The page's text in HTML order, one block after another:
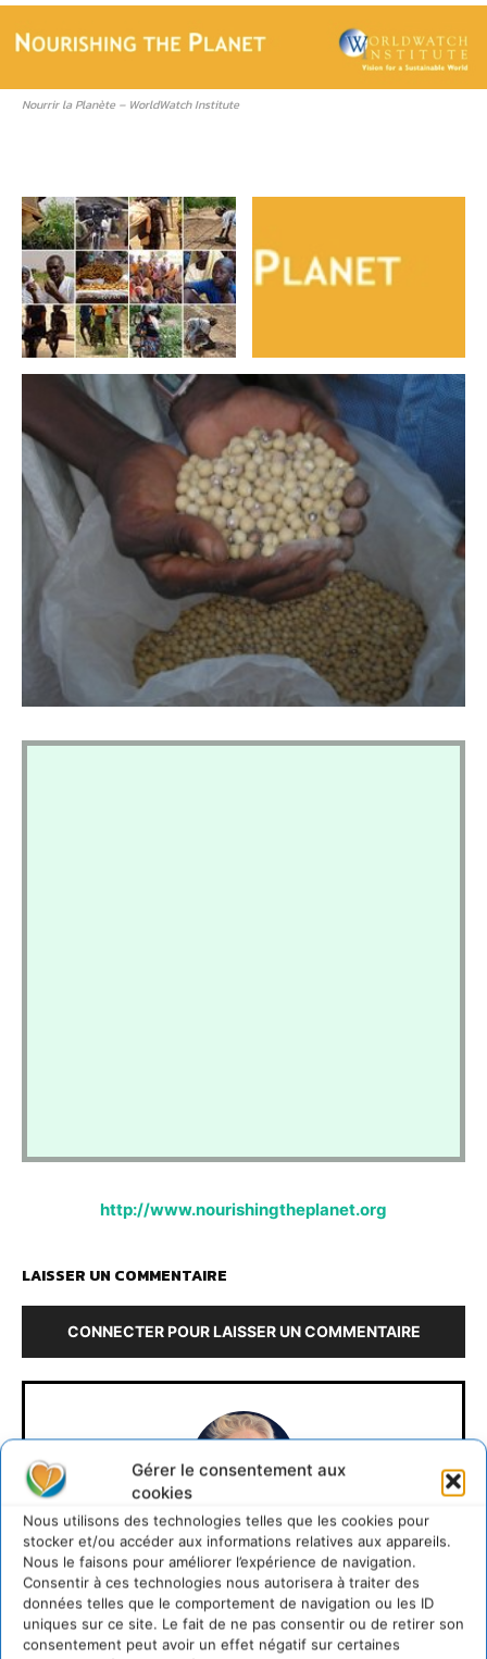
Gérer le consentement aux
cookies
Nous utilisons des technologies telles que les cookies pour
stocker et/ou accéder aux informations relatives aux appareils.
Nous le faisons pour améliorer l’expérience de navigation.
Consentir à ces technologies nous autorisera à traiter des
données telles que le comportement de navigation ou les ID
uniques sur ce site. Le fait de ne pas consentir ou de retirer son
consentement peut avoir un effet négatif sur certaines
Nourrir la Planète – WorldWatch Institute
http://www.nourishingtheplanet.org
LAISSER UN COMMENTAIRE
CONNECTER POUR LAISSER UN COMMENTAIRE
Cyrille Souche
https://cdurable.info
Directeur de la Publication Cdurable.info qui a eu 20
ans en 2025 ... L'occasion de supprimer la publicité et